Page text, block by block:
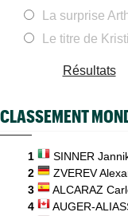
ATP - Montréal
Bourreau d'Ugo
Français...
ATP - Cincinnati
Comme Carlos
Rybakina,
Jelena Ostapenko
menaces
La surprise
Le titre de
Résultats
CLASSEMENT
1 SINNER
2
ZVEREV
3
ALCARAZ
4
AUGER-